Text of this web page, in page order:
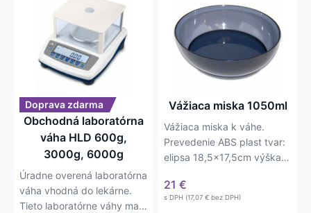
Doprava zdarma
Obchodná laboratórna
váha HLD 600g,
3000g, 6000g
Úradne overená laboratórna
váha vhodná do lekárne.
Tieto laboratórne váhy majú
viacero
variantov.
Možnosti
môžete
vybrať
stránke
produktu.
Vážiaca miska 1050ml
Vážiaca miska k váhe.
Prevedenie ABS plast tvar:
elipsa 18,5×17,5cm výška
1050ml
21 €
s DPH (17,07 € bez DPH)